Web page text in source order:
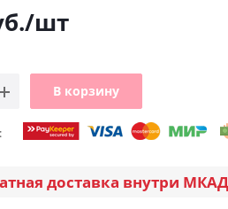
/шт
В корзину
доставка внутри